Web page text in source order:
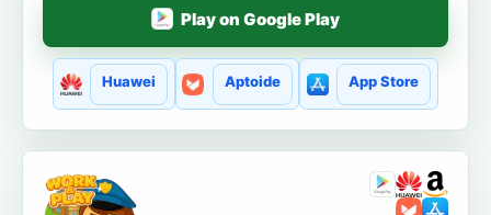
Play on Google Play
Huawei Aptoide App Store